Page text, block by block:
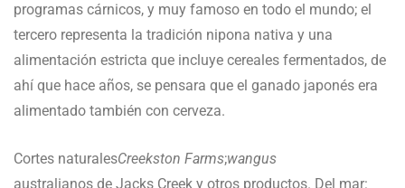
programas cárnicos, y muy famoso en todo el mundo; el
tercero representa la tradición nipona nativa y una
alimentación estricta que incluye cereales fermentados, de
ahí que hace años, se pensara que el ganado japonés era
alimentado también con cerveza.
Cortes naturalesCreekston Farms;wangus
australianos de Jacks Creek y otros productos. Del mar: